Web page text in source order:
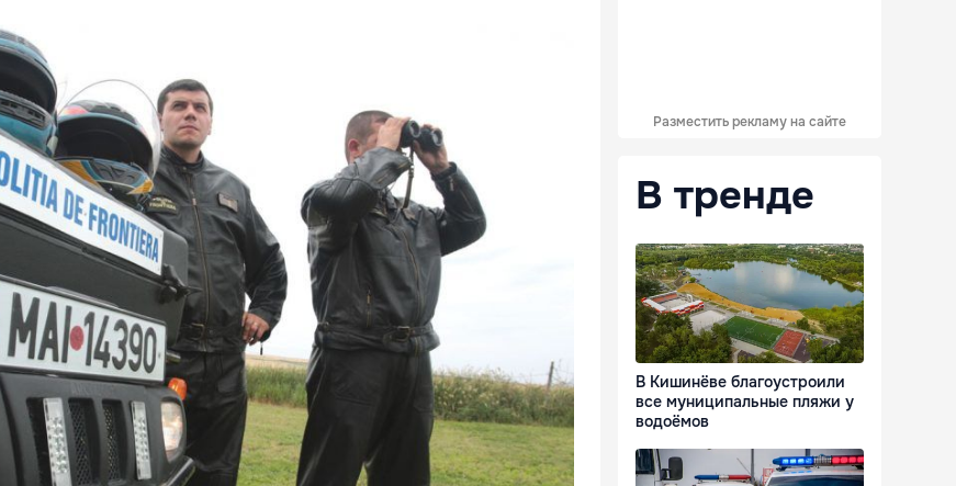
Разместить рекламу на сайте
В тренде
В Кишинёве благоустроили
все муниципальные пляжи у
водоёмов